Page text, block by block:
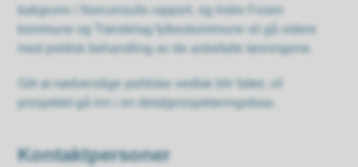
bakgrunn i Norconsults rapport, og Indre Fosen
kommune og Trøndelag fylkeskommune vil gå videre
med politisk behandling av de anbefalte løsningene.
Gitt at nødvendige politiske vedtak blir fattet, vil
prosjektet gå inn i en detaljprosjekteringsfase.
Kontaktpersoner